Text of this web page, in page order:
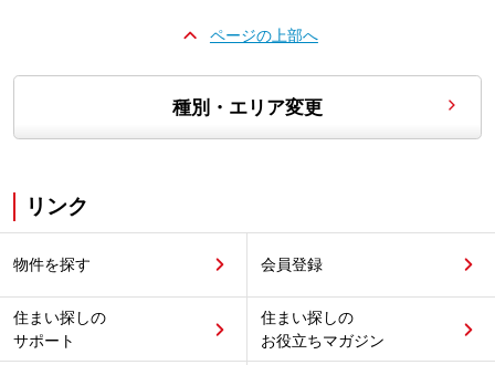
ページの上部へ
種別・エリア変更
リンク
物件を探す 会員登録
住まい探しの
サポート
住まい探しの
お役立ちマガジン